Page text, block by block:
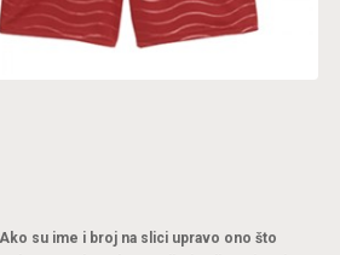
Ako su ime i broj na slici upravo ono što